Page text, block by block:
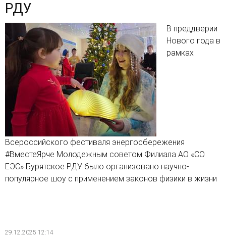
РДУ
В преддверии
Нового года в
рамках
Всероссийского фестиваля энергосбережения
#ВместеЯрче Молодежным советом Филиала АО «СО
ЕЭС» Бурятское РДУ было организовано научно-
популярное шоу с применением законов физики в жизни
29.12.2025 12:14